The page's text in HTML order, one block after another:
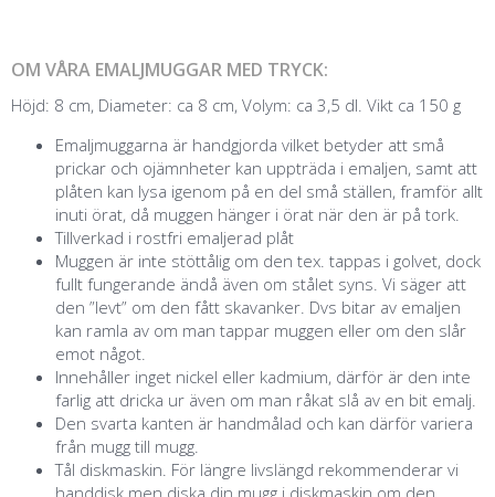
OM VÅRA EMALJMUGGAR MED TRYCK:
Höjd: 8 cm, Diameter: ca 8 cm, Volym: ca 3,5 dl. Vikt ca 150 g
Emaljmuggarna är handgjorda vilket betyder att små
prickar och ojämnheter kan uppträda i emaljen, samt att
plåten kan lysa igenom på en del små ställen, framför allt
inuti örat, då muggen hänger i örat när den är på tork.
Tillverkad i rostfri emaljerad plåt
Muggen är inte stöttålig om den tex. tappas i golvet, dock
fullt fungerande ändå även om stålet syns. Vi säger att
den ”levt” om den fått skavanker. Dvs bitar av emaljen
kan ramla av om man tappar muggen eller om den slår
emot något.
Innehåller inget nickel eller kadmium, därför är den inte
farlig att dricka ur även om man råkat slå av en bit emalj.
Den svarta kanten är handmålad och kan därför variera
från mugg till mugg.
Tål diskmaskin. För längre livslängd rekommenderar vi
handdisk men diska din mugg i diskmaskin om den